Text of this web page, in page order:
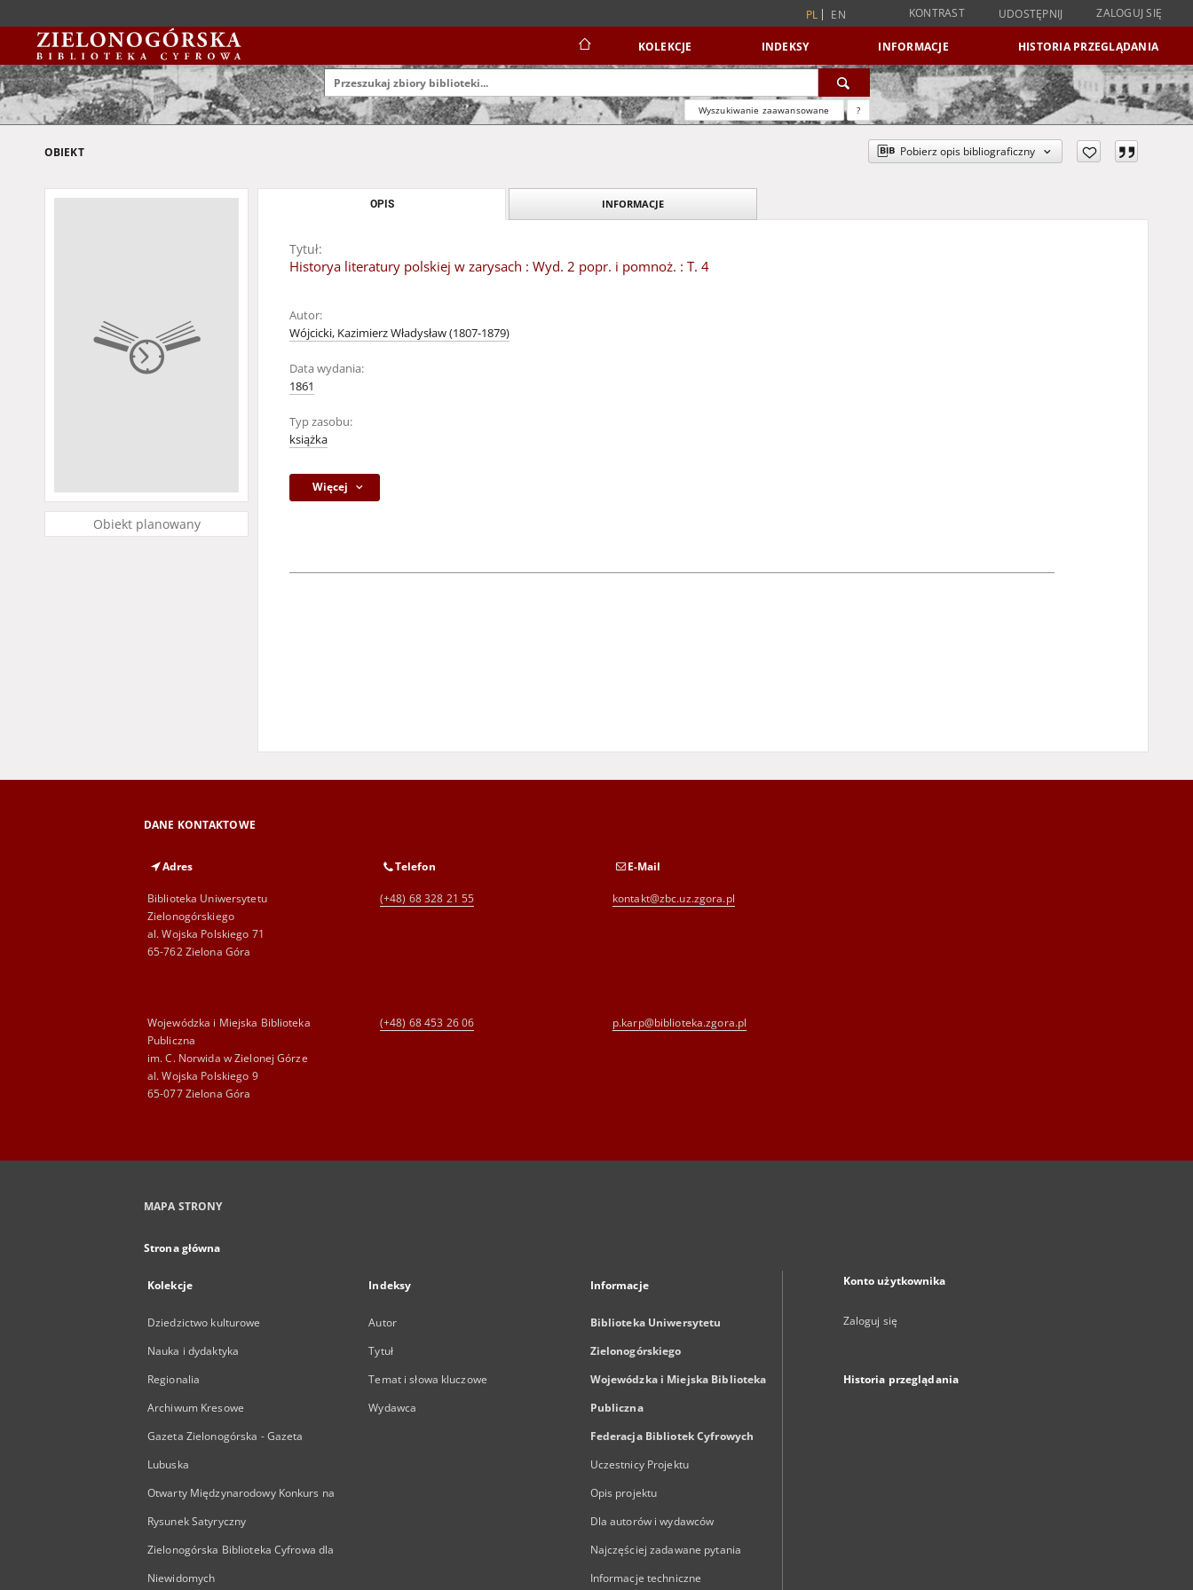
PL EN KONTRAST UDOSTĘPNIJ ZALOGUJ SIĘ
KOLEKCJE INDEKSY INFORMACJE HISTORIA PRZEGLĄDANIA
Wyszukiwanie zaawansowane ?
OBIEKT Pobierz opis bibliograficzny
Obiekt planowany
OPIS INFORMACJE
Tytuł:
Historya literatury polskiej w zarysach : Wyd. 2 popr. i pomnoż. : T. 4
Autor:
Wójcicki, Kazimierz Władysław (1807-1879)
Data wydania:
1861
Typ zasobu:
książka
Więcej
DANE KONTAKTOWE
Adres
Biblioteka Uniwersytetu
Zielonogórskiego
al. Wojska Polskiego 71
65-762 Zielona Góra
Telefon
(+48) 68 328 21 55
E-Mail
kontakt@zbc.uz.zgora.pl
Wojewódzka i Miejska Biblioteka
Publiczna
im. C. Norwida w Zielonej Górze
al. Wojska Polskiego 9
65-077 Zielona Góra
(+48) 68 453 26 06 p.karp@biblioteka.zgora.pl
MAPA STRONY
Strona główna
Kolekcje
Dziedzictwo kulturowe
Nauka i dydaktyka
Regionalia
Archiwum Kresowe
Gazeta Zielonogórska - Gazeta
Lubuska
Otwarty Międzynarodowy Konkurs na
Rysunek Satyryczny
Zielonogórska Biblioteka Cyfrowa dla
Niewidomych
Indeksy
Autor
Tytuł
Temat i słowa kluczowe
Wydawca
Informacje
Biblioteka Uniwersytetu
Zielonogórskiego
Wojewódzka i Miejska Biblioteka
Publiczna
Federacja Bibliotek Cyfrowych
Uczestnicy Projektu
Opis projektu
Dla autorów i wydawców
Najczęściej zadawane pytania
Informacje techniczne
Konto użytkownika
Zaloguj się
Historia przeglądania